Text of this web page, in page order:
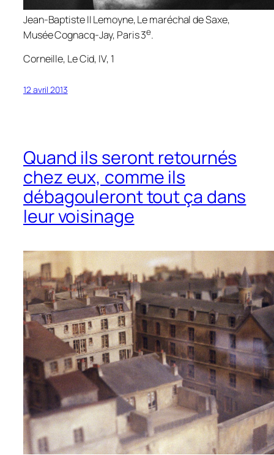
Jean-Baptiste II Lemoyne,Le maréchal de Saxe,
Musée Cognacq-Jay, Paris 3e.
Corneille, Le Cid, IV, 1
12 avril 2013
Quand ils seront retournés
chez eux, comme ils
débagouleront tout ça dans
leur voisinage